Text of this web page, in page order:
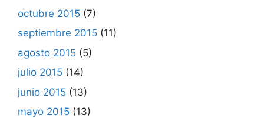
octubre 2015 (7)
septiembre 2015 (11)
agosto 2015 (5)
julio 2015 (14)
junio 2015 (13)
mayo 2015 (13)